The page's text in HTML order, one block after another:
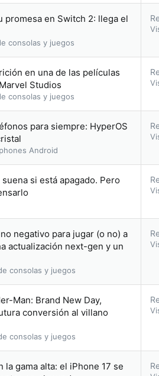
promesa en Switch 2: llega el
consolas y juegos
en una de las películas
Studios
consolas y juegos
para siempre: HyperOS
Android
si está apagado. Pero
negativo para jugar (o no) a
actualización next-gen y un
consolas y juegos
Man: Brand New Day,
conversión al villano
consolas y juegos
la gama alta: el iPhone 17 se